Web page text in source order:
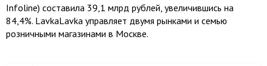
Infoline) составила 39,1 млрд рублей, увеличившись на
84,4%. LavkaLavka управляет двумя рынками и семью
розничными магазинами в Москве.